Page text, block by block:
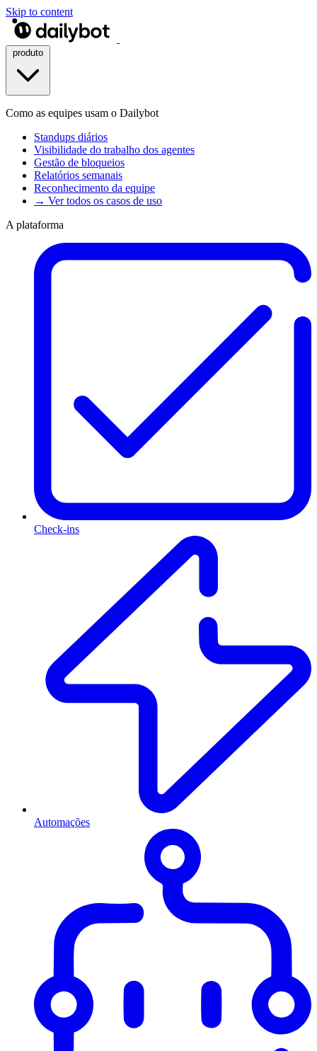
Skip to content
Como as equipes usam o Dailybot
Standups diários
Visibilidade do trabalho dos agentes
Gestão de bloqueios
Relatórios semanais
Reconhecimento da equipe
→ Ver todos os casos de uso
A plataforma
Check-ins
Automações